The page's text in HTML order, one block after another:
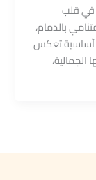
في قلب
بالدمام،
أساسية تعكس